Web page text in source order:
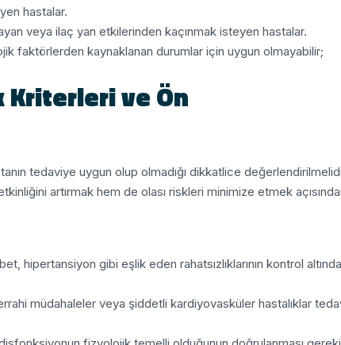
hastalar.
veya ilaç yan etkilerinden kaçınmak isteyen hastalar.
faktörlerden kaynaklanan durumlar için uygun olmayabilir;
Kriterleri ve Ön
tedaviye uygun olup olmadığı dikkatlice
artırmak hem de olası riskleri minimize etmek
hipertansiyon gibi eşlik eden rahatsızlıklarının kontrol altında
müdahaleler veya şiddetli kardiyovasküler hastalıklar